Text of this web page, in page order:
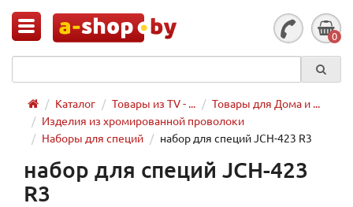
0
Каталог Товары из TV - ...
Товары для Дома и ...
Изделия из хромированной проволоки
Наборы для специй
набор для специй JCH-423 R3
набор для специй JCH-423
R3